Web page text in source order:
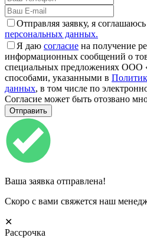
Отправляя заявку, я соглашаюсь
персональных данных.
Я даю согласие на получение
информационных сообщений о
специальных предложениях ООО
способами, указанными в
данных, в том числе по
Согласие может быть отозвано
Ваша заявка отправлена!
Скоро с вами свяжется наш
✕
Рассрочка